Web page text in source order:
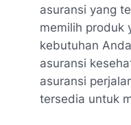
asuransi yang
memilih produk
kebutuhan
asuransi
asuransi
tersedia untuk